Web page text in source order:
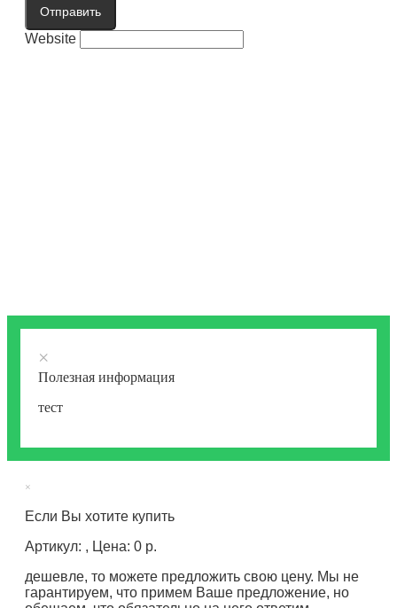
Отправить
Website
×
Полезная информация
тест
×
Если Вы хотите купить
Артикул: , Цена: 0 р.
дешевле, то можете предложить свою цену. Мы не
гарантируем, что примем Ваше предложение, но